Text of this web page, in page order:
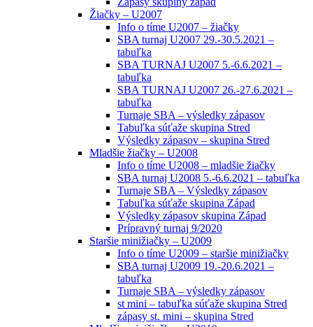
Žiačky – U2007
Info o tíme U2007 – žiačky
SBA turnaj U2007 29.-30.5.2021 –
tabuľka
SBA TURNAJ U2007 5.-6.6.2021 –
tabuľka
SBA TURNAJ U2007 26.-27.6.2021 –
tabuľka
Turnaje SBA – výsledky zápasov
Tabuľka súťaže skupina Stred
Výsledky zápasov – skupina Stred
Mladšie žiačky – U2008
Info o tíme U2008 – mladšie žiačky
SBA turnaj U2008 5.-6.6.2021 – tabuľka
Turnaje SBA – Výsledky zápasov
Tabuľka súťaže skupina Západ
Výsledky zápasov skupina Západ
Prípravný turnaj 9/2020
Staršie minižiačky – U2009
Info o tíme U2009 – staršie minižiačky
SBA turnaj U2009 19.-20.6.2021 –
tabuľka
Turnaje SBA – výsledky zápasov
st mini – tabuľka súťaže skupina Stred
zápasy st. mini – skupina Stred